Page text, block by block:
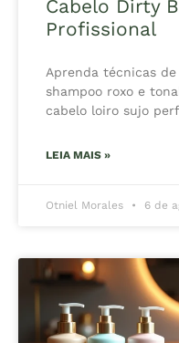
Cabelo Dirty
Profissional
Aprenda técnicas
shampoo roxo e
cabelo loiro sujo
LEIA MAIS »
Otniel Morales 6 de